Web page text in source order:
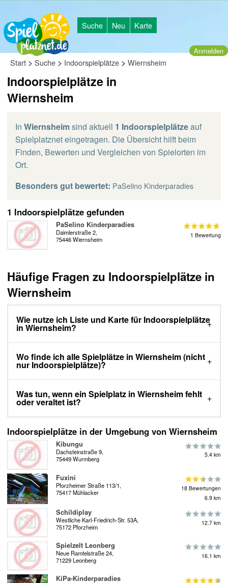
Suche Neu Karte
Anmelden
Start > Suche > Indoorspielplätze > Wiernsheim
Indoorspielplätze in
Wiernsheim
In Wiernsheimsind aktuell 1 Indoorspielplätzeauf
Spielplatznet eingetragen. Die Übersicht hilft beim
Finden, Bewerten und Vergleichen von Spielorten im
Ort.
Besonders gut bewertet: PaSelino Kinderparadies
1 Indoorspielplätze gefunden
PaSelino Kinderparadies
Daimlerstraße 2,
75446 Wiernsheim
1 Bewertung
Häufige Fragen zu Indoorspielplätze in
Wiernsheim
Wie nutze ich Liste und Karte für Indoorspielplätze
in Wiernsheim?
Wo finde ich alle Spielplätze in Wiernsheim (nicht
nur Indoorspielplätze)?
Was tun, wenn ein Spielplatz in Wiernsheim fehlt
oder veraltet ist?
Indoorspielplätze in der Umgebung von Wiernsheim
Kibungu
Dachsteinstraße 9,
75449 Wurmberg
5.4 km
Fuxini
Pforzheimer Straße 113/1,
75417 Mühlacker
18 Bewertungen
6.9 km
Schildiplay
Westliche Karl-Friedrich-Str. 53A,
75172 Pforzheim
12.7 km
Spielzelt Leonberg
Neue Ramtelstraße 24,
71229 Leonberg
16.1 km
KiPa-Kinderparadies